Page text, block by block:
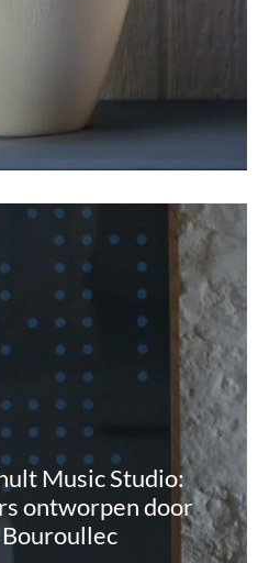
Music Studio:
ontworpen door